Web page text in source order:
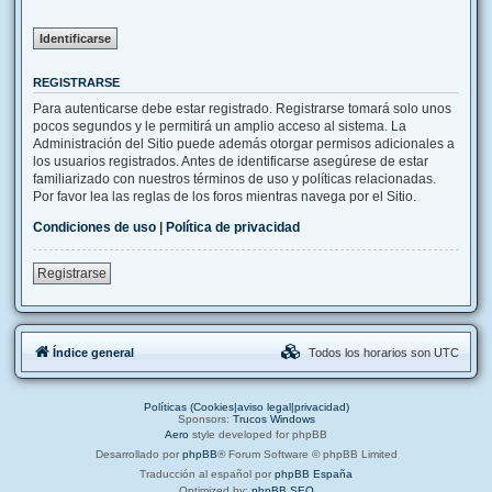
REGISTRARSE
Para autenticarse debe estar registrado. Registrarse tomará solo unos
pocos segundos y le permitirá un amplio acceso al sistema. La
Administración del Sitio puede además otorgar permisos adicionales a
los usuarios registrados. Antes de identificarse asegúrese de estar
familiarizado con nuestros términos de uso y políticas relacionadas.
Por favor lea las reglas de los foros mientras navega por el Sitio.
Condiciones de uso | Política de privacidad
Registrarse
Índice general Todos los horarios son UTC
Políticas (Cookies|aviso legal|privacidad)
Sponsors: Trucos Windows
Aero style developed for phpBB
Desarrollado por phpBB® Forum Software © phpBB Limited
Traducción al español por phpBB España